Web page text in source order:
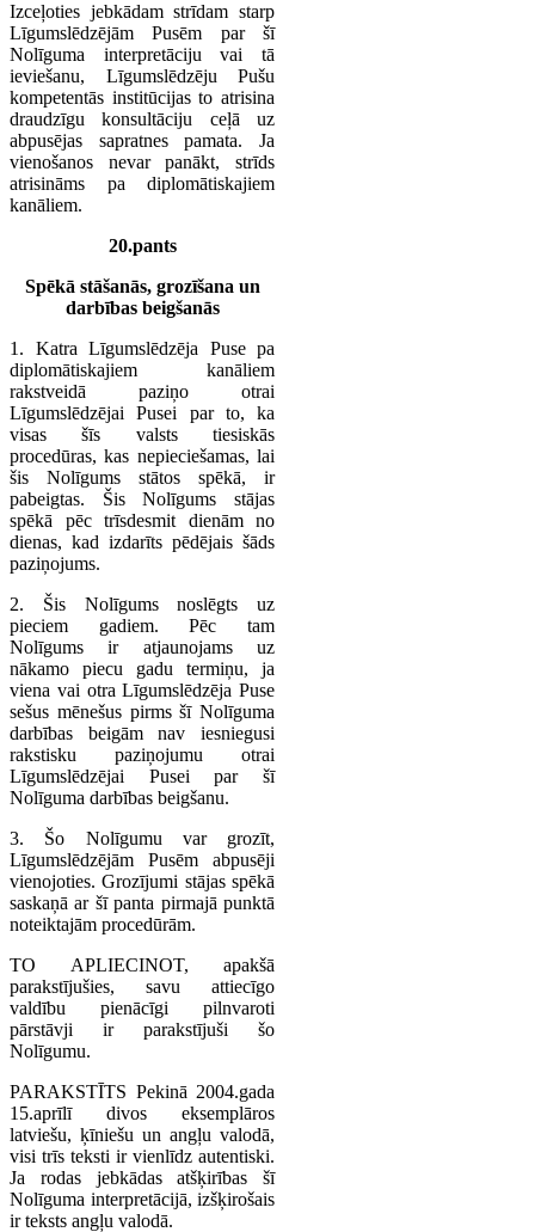
Izceļoties jebkādam strīdam starp
Līgumslēdzējām Pusēm par šī
Nolīguma interpretāciju vai tā
ieviešanu, Līgumslēdzēju Pušu
kompetentās institūcijas to atrisina
draudzīgu konsultāciju ceļā uz
abpusējas sapratnes pamata. Ja
vienošanos nevar panākt, strīds
atrisināms pa diplomātiskajiem
kanāliem.
20.pants
Spēkā stāšanās, grozīšana un
darbības beigšanās
1. Katra Līgumslēdzēja Puse pa
diplomātiskajiem kanāliem
rakstveidā paziņo otrai
Līgumslēdzējai Pusei par to, ka
visas šīs valsts tiesiskās
procedūras, kas nepieciešamas, lai
šis Nolīgums stātos spēkā, ir
pabeigtas. Šis Nolīgums stājas
spēkā pēc trīsdesmit dienām no
dienas, kad izdarīts pēdējais šāds
paziņojums.
2. Šis Nolīgums noslēgts uz
pieciem gadiem. Pēc tam
Nolīgums ir atjaunojams uz
nākamo piecu gadu termiņu, ja
viena vai otra Līgumslēdzēja Puse
sešus mēnešus pirms šī Nolīguma
darbības beigām nav iesniegusi
rakstisku paziņojumu otrai
Līgumslēdzējai Pusei par šī
Nolīguma darbības beigšanu.
3. Šo Nolīgumu var grozīt,
Līgumslēdzējām Pusēm abpusēji
vienojoties. Grozījumi stājas spēkā
saskaņā ar šī panta pirmajā punktā
noteiktajām procedūrām.
TO APLIECINOT, apakšā
parakstījušies, savu attiecīgo
valdību pienācīgi pilnvaroti
pārstāvji ir parakstījuši šo
Nolīgumu.
PARAKSTĪTS Pekinā 2004.gada
15.aprīlī divos eksemplāros
latviešu, ķīniešu un angļu valodā,
visi trīs teksti ir vienlīdz autentiski.
Ja rodas jebkādas atšķirības šī
Nolīguma interpretācijā, izšķirošais
ir teksts angļu valodā.